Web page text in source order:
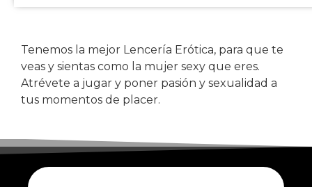
Tenemos la mejor Lencería Erótica, para que te
veas y sientas como la mujer sexy que eres.
Atrévete a jugar y poner pasión y sexualidad a
tus momentos de placer.